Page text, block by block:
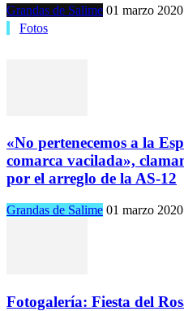
Grandas de Salime 01 marzo
Fotos
«No pertenecemos a la
comarca vacilada»,
por el arreglo de la AS-12
Grandas de Salime 01 marzo
Fotogalería: Fiesta del